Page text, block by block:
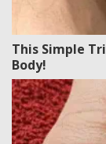
This Simple
Body!